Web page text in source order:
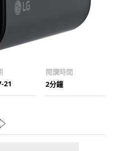
21
閱讀時間
2分鐘